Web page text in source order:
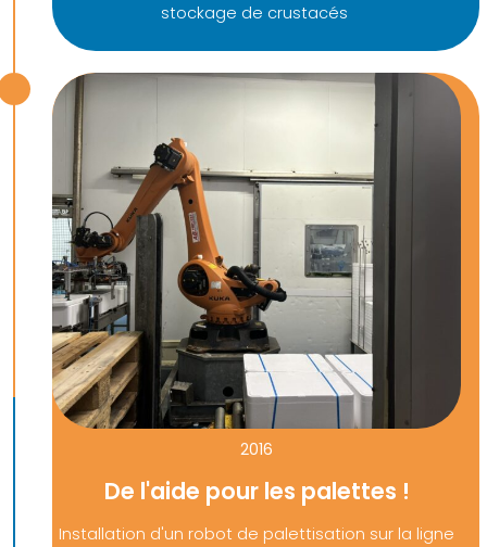
stockage de crustacés
2016
De l'aide pour les palettes !
Installation d'un robot de palettisation sur la ligne